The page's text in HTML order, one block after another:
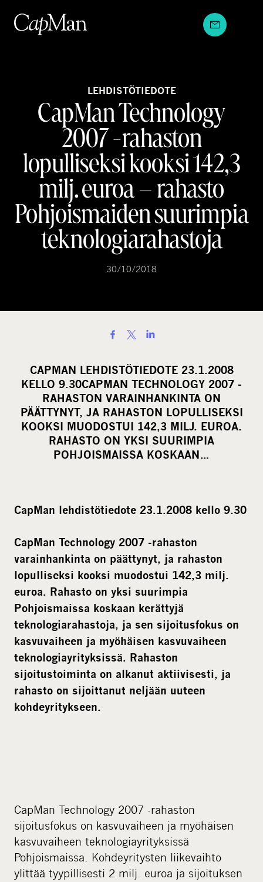
sisältöön
LEHDISTÖTIEDOTE
CapMan Technology
2007 -rahaston
lopulliseksi kooksi 142,3
milj. euroa – rahasto
Pohjoismaiden suurimpia
teknologiarahastoja
30/10/2018
a
r
e
o
n
s
o
a
m
e
d
i
CAPMAN LEHDISTÖTIEDOTE 23.1.2008
KELLO 9.30CAPMAN TECHNOLOGY 2007 -
RAHASTON VARAINHANKINTA ON
PÄÄTTYNYT, JA RAHASTON LOPULLISEKSI
KOOKSI MUODOSTUI 142,3 MILJ. EUROA.
RAHASTO ON YKSI SUURIMPIA
POHJOISMAISSA KOSKAAN…
CapMan lehdistötiedote 23.1.2008 kello 9.30
CapMan Technology 2007 -rahaston
varainhankinta on päättynyt, ja rahaston
lopulliseksi kooksi muodostui 142,3 milj.
euroa. Rahasto on yksi suurimpia
Pohjoismaissa koskaan kerättyjä
teknologiarahastoja, ja sen sijoitusfokus on
kasvuvaiheen ja myöhäisen kasvuvaiheen
teknologiayrityksissä. Rahaston
sijoitustoiminta on alkanut aktiivisesti, ja
rahasto on sijoittanut neljään uuteen
kohdeyritykseen.
CapMan Technology 2007 -rahaston
sijoitusfokus on kasvuvaiheen ja myöhäisen
kasvuvaiheen teknologiayrityksissä
Pohjoismaissa. Kohdeyritysten liikevaihto
ylittää tyypillisesti 2 milj. euroa ja sijoituksen